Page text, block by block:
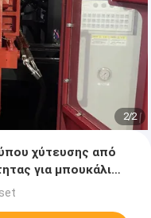
2/2
χύτευσης από
για μπουκάλι